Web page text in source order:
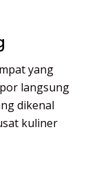
yang
langsung
dikenal
kuliner